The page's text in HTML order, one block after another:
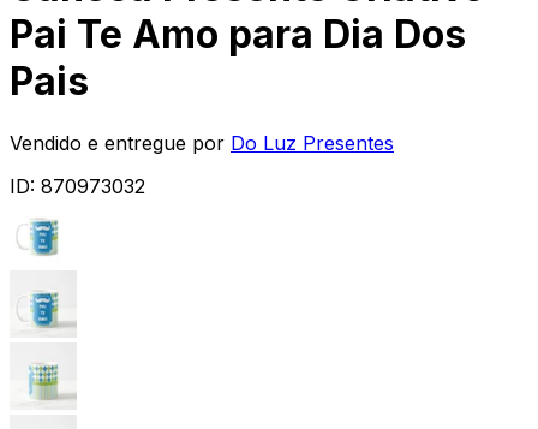
Pai Te Amo para Dia Dos
Pais
Vendido e entregue por Do Luz Presentes
ID: 870973032